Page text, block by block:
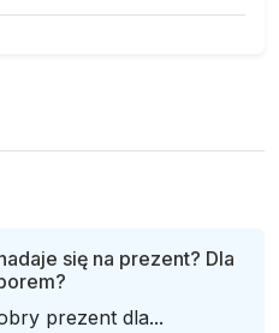
się na prezent? Dla
prezent dla...